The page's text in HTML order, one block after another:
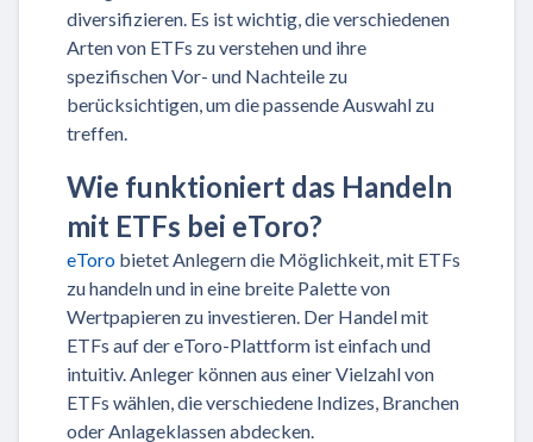
diversifizieren. Es ist wichtig, die verschiedenen
Arten von ETFs zu verstehen und ihre
spezifischen Vor- und Nachteile zu
berücksichtigen, um die passende Auswahl zu
treffen.
Wie funktioniert das Handeln
mit ETFs bei eToro?
eToro bietet Anlegern die Möglichkeit, mit ETFs
zu handeln und in eine breite Palette von
Wertpapieren zu investieren. Der Handel mit
ETFs auf der eToro-Plattform ist einfach und
intuitiv. Anleger können aus einer Vielzahl von
ETFs wählen, die verschiedene Indizes, Branchen
oder Anlageklassen abdecken.